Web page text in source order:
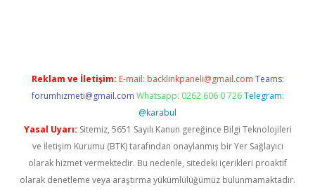
Reklam ve İletişim: E-mail: backlinkpaneli@gmail.com Teams:
forumhizmeti@gmail.com Whatsapp: 0262 606 0 726 Telegram:
@karabul
Yasal Uyarı: Sitemiz, 5651 Sayılı Kanun gereğince Bilgi Teknolojileri
ve İletişim Kurumu (BTK) tarafından onaylanmış bir Yer Sağlayıcı
olarak hizmet vermektedir. Bu nedenle, sitedeki içerikleri proaktif
olarak denetleme veya araştırma yükümlülüğümüz bulunmamaktadır.